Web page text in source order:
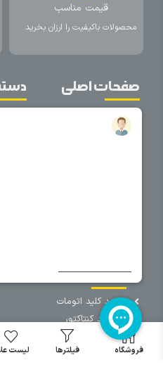
قیمت مناسب
محصولات باکیفیت را ارزان بخرید
صفحات اصلی
خانه
سایر دسته بندی ها
خرید کلید اتومات
خرید کنتاکتور
خرید فیوز
مینیاتوری
فروشگاه فیلترها